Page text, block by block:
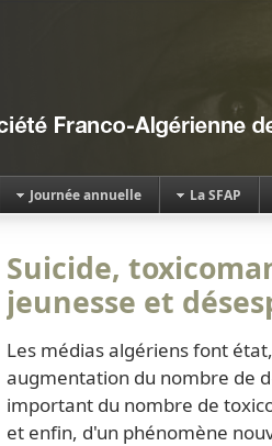
Journée annuelle La SFAP
Suicide,
jeunesse et
Les médias algériens font
augmentation du nombre de
important du nombre de
et enfin, d'un phénomène